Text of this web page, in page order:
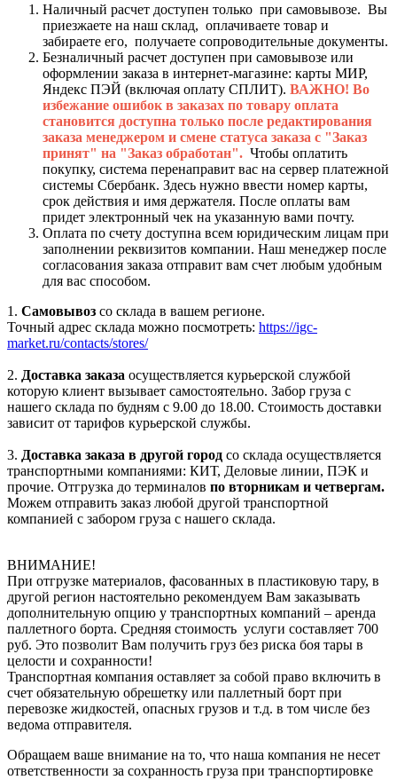
Наличный расчет доступен только при самовывозе. Вы
приезжаете на наш склад, оплачиваете товар и
забираете его, получаете сопроводительные документы.
Безналичный расчет доступен при самовывозе или
оформлении заказа в интернет-магазине: карты МИР,
Яндекс ПЭЙ (включая оплату СПЛИТ). ВАЖНО! Во
избежание ошибок в заказах по товару оплата
становится доступна только после редактирования
заказа менеджером и смене статуса заказа с "Заказ
принят" на "Заказ обработан". Чтобы оплатить
покупку, система перенаправит вас на сервер платежной
системы Сбербанк. Здесь нужно ввести номер карты,
срок действия и имя держателя. После оплаты вам
придет электронный чек на указанную вами почту.
Оплата по счету доступна всем юридическим лицам при
заполнении реквизитов компании. Наш менеджер после
согласования заказа отправит вам счет любым удобным
для вас способом.
1. Самовывоз со склада в вашем регионе.
Точный адрес склада можно посмотреть: https://igc-
market.ru/contacts/stores/
2. Доставка заказа осуществляется курьерской службой
которую клиент вызывает самостоятельно. Забор груза с
нашего склада по будням с 9.00 до 18.00. Стоимость доставки
зависит от тарифов курьерской службы.
3. Доставка заказа в другой город со склада осуществляется
транспортными компаниями: КИТ, Деловые линии, ПЭК и
прочие. Отгрузка до терминалов по вторникам и четвергам.
Можем отправить заказ любой другой транспортной
компанией с забором груза с нашего склада.
ВНИМАНИЕ!
При отгрузке материалов, фасованных в пластиковую тару, в
другой регион настоятельно рекомендуем Вам заказывать
дополнительную опцию у транспортных компаний – аренда
паллетного борта. Средняя стоимость услуги составляет 700
руб. Это позволит Вам получить груз без риска боя тары в
целости и сохранности!
Транспортная компания оставляет за собой право включить в
счет обязательную обрешетку или паллетный борт при
перевозке жидкостей, опасных грузов и т.д. в том числе без
ведома отправителя.
Обращаем ваше внимание на то, что наша компания не несет
ответственности за сохранность груза при транспортировке